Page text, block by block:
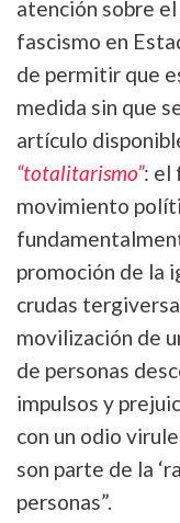
atención sobre
fascismo en
de permitir que
medida sin que
artículo
“totalitarismo”: el
movimiento
promoción de la
crudas
movilización de
de personas
impulsos y
con un odio
son parte de la
personas”.